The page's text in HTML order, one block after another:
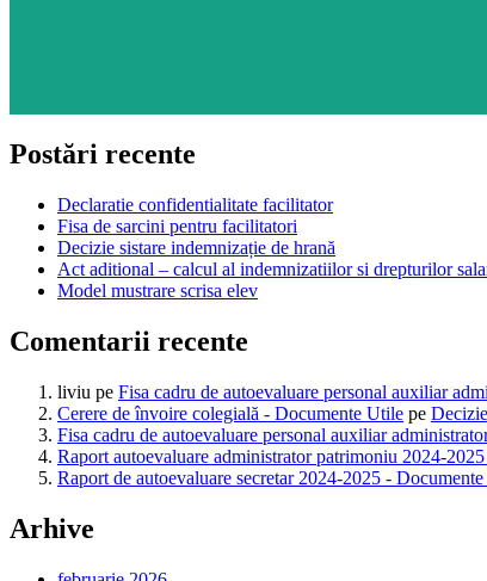
Postări recente
Declaratie confidentialitate facilitator
Fisa de sarcini pentru facilitatori
Decizie sistare indemnizație de hrană
Act aditional – calcul al indemnizatiilor si drepturilor
Model mustrare scrisa elev
Comentarii recente
liviu pe Fisa cadru de autoevaluare personal auxiliar
Cerere de învoire colegială - Documente Utile pe
Fisa cadru de autoevaluare personal auxiliar
Raport autoevaluare administrator patrimoniu 2024-
Raport de autoevaluare secretar 2024-2025 -
Arhive